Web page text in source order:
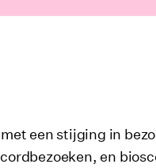
een stijging in
en